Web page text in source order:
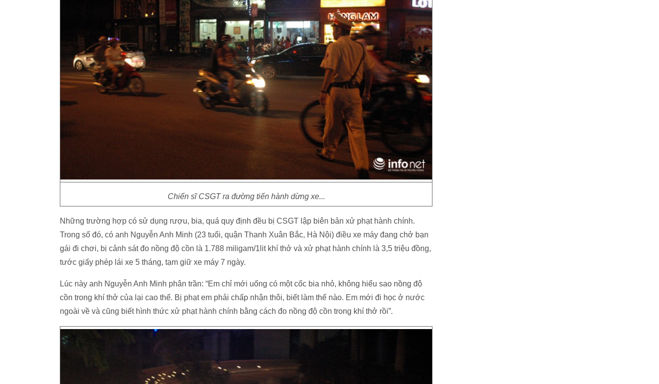
Chiến sĩ CSGT ra đường tiến hành dừng xe...
Những trường hợp có sử dụng rượu, bia, quá quy định đều bị CSGT lập biên bản xử phạt hành chính.
Trong số đó, có anh Nguyễn Anh Minh (23 tuổi, quận Thanh Xuân Bắc, Hà Nội) điều xe máy đang chở bạn
gái đi chơi, bị cảnh sát đo nồng độ cồn là 1.788 miligam/1lit khí thở và xử phạt hành chính là 3,5 triệu đồng,
tước giấy phép lái xe 5 tháng, tạm giữ xe máy 7 ngày.
Lúc này anh Nguyễn Anh Minh phân trần: “Em chỉ mới uống có một cốc bia nhỏ, không hiểu sao nồng độ
cồn trong khí thở của lại cao thế. Bị phạt em phải chấp nhận thôi, biết làm thế nào. Em mới đi học ở nước
ngoài về và cũng biết hình thức xử phạt hành chính bằng cách đo nồng độ cồn trong khí thở rồi”.